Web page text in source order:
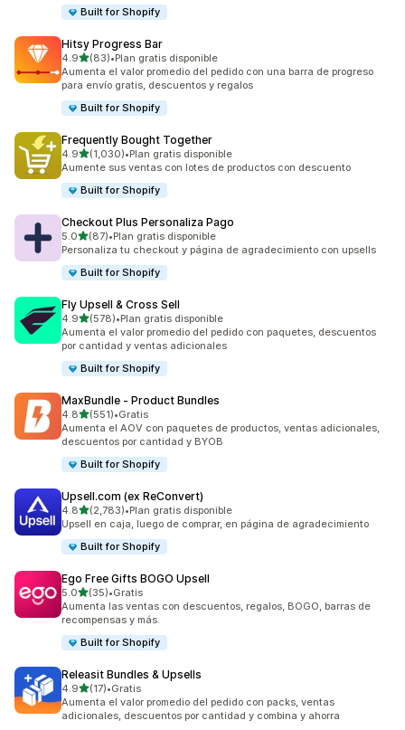
Built for Shopify
Hitsy Progress Bar
4.9de 5 estrellas
(83)
83 reseñas en total
•Plan gratis disponible
Aumenta el valor promedio del pedido con una barra de progreso
para envío gratis, descuentos y regalos
Built for Shopify
Frequently Bought Together
4.9de 5 estrellas
(1,030)
1030 reseñas en total
•Plan gratis disponible
Aumente sus ventas con lotes de productos con descuento
Built for Shopify
Checkout Plus Personaliza Pago
5.0de 5 estrellas
(87)
87 reseñas en total
•Plan gratis disponible
Personaliza tu checkout y página de agradecimiento con upsells
Built for Shopify
Fly Upsell & Cross Sell
4.9de 5 estrellas
(578)
578 reseñas en total
•Plan gratis disponible
Aumenta el valor promedio del pedido con paquetes, descuentos
por cantidad y ventas adicionales
Built for Shopify
MaxBundle ‑ Product Bundles
4.8de 5 estrellas
(551)
551 reseñas en total
•Gratis
Aumenta el AOV con paquetes de productos, ventas adicionales,
descuentos por cantidad y BYOB
Built for Shopify
Upsell.com (ex ReConvert)
4.8de 5 estrellas
(2,783)
2783 reseñas en total
•Plan gratis disponible
Upsell en caja, luego de comprar, en página de agradecimiento
Built for Shopify
Ego Free Gifts BOGO Upsell
5.0de 5 estrellas
(35)
35 reseñas en total
•Gratis
Aumenta las ventas con descuentos, regalos, BOGO, barras de
recompensas y más.
Built for Shopify
Releasit Bundles & Upsells
4.9de 5 estrellas
(17)
17 reseñas en total
•Gratis
Aumenta el valor promedio del pedido con packs, ventas
adicionales, descuentos por cantidad y combina y ahorra